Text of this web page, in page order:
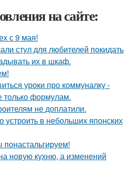
на сайте:
с 9 мая!
стул для любителей покидать
их в шкаф.
уроки про коммуналку -
только формулам.
не доплатили.
устроить в небольших японских
новую кухню, а изменений